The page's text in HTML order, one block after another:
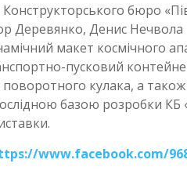
бюро
Деревянко, Денис Нечвола
макет космічного
пусковий
кулака, а
базою розробки КБ
www.facebook.com/